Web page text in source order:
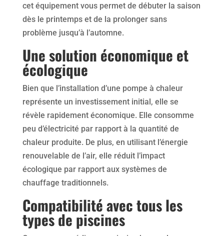
cet équipement vous permet de débuter la saison
dès le printemps et de la prolonger sans
problème jusqu’à l’automne.
Une solution économique et
écologique
Bien que l’installation d’une pompe à chaleur
représente un investissement initial, elle se
révèle rapidement économique. Elle consomme
peu d’électricité par rapport à la quantité de
chaleur produite. De plus, en utilisant l’énergie
renouvelable de l’air, elle réduit l’impact
écologique par rapport aux systèmes de
chauffage traditionnels.
Compatibilité avec tous les
types de piscines